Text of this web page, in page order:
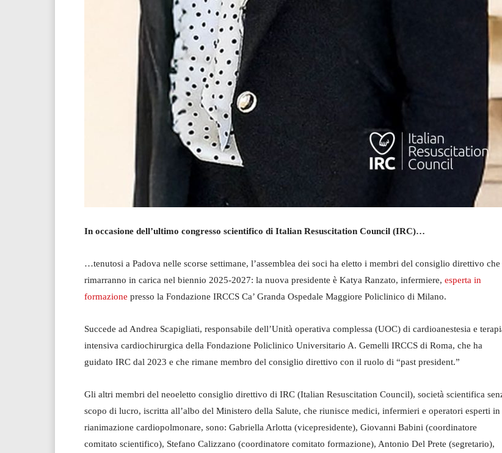
In occasione dell’ultimo congresso scientifico di Italian Resuscitation Council (IRC)…
…tenutosi a Padova nelle scorse settimane, l’assemblea dei soci ha eletto i membri del consiglio direttivo che
rimarranno in carica nel biennio 2025-2027: la nuova presidente è Katya Ranzato, infermiere, esperta in
formazione presso la Fondazione IRCCS Ca’ Granda Ospedale Maggiore Policlinico di Milano.
Succede ad Andrea Scapigliati, responsabile dell’Unità operativa complessa (UOC) di cardioanestesia e
intensiva cardiochirurgica della Fondazione Policlinico Universitario A. Gemelli IRCCS di Roma, che ha
guidato IRC dal 2023 e che rimane membro del consiglio direttivo con il ruolo di “past president.”
Gli altri membri del neoeletto consiglio direttivo di IRC (Italian Resuscitation Council), società scientifica
scopo di lucro, iscritta all’albo del Ministero della Salute, che riunisce medici, infermieri e operatori esperti in
rianimazione cardiopolmonare, sono: Gabriella Arlotta (vicepresidente), Giovanni Babini (coordinatore
comitato scientifico), Stefano Calizzano (coordinatore comitato formazione), Antonio Del Prete (segretario),